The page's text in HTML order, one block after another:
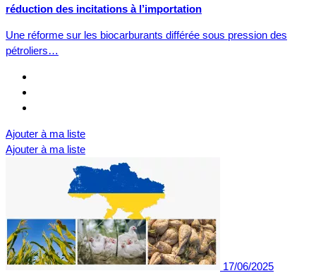
réduction des incitations à l’importation
Une réforme sur les biocarburants différée sous pression des
pétroliers…
Ajouter à ma liste
Ajouter à ma liste
17/06/2025